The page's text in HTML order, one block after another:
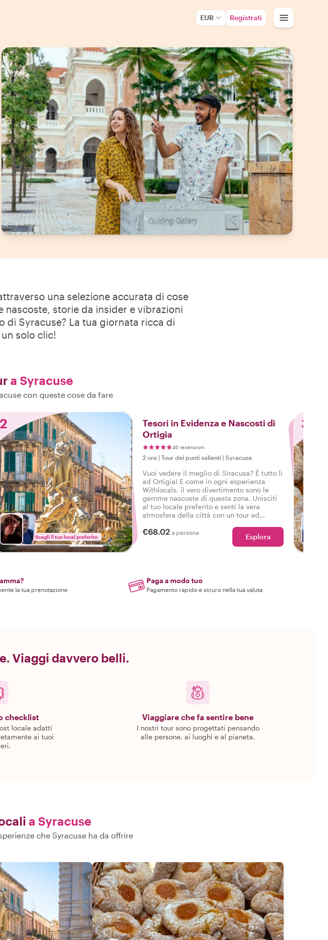
EUR Registrati
una selezione accurata di cose
nascoste, storie da insider e vibrazioni
Syracuse? La tua giornata ricca di
solo clic!
a Syracuse
con queste cose da fare
2
Scegli il tuo local preferito
Tesori in Evidenza e Nascosti di
Ortigia
46 recensioni
2 ore | Tour dei punti salienti | Syracuse
Vuoi vedere il meglio di Siracusa? È tutto lì
ad Ortigia! E come in ogni esperienza
Withlocals, il vero divertimento sono le
gemme nascoste di questa zona. Unisciti
al tuo locale preferito e senti la vera
atmosfera della città con un tour ad
Siracusa!
€68.02 a persona Esplora
3
la tua prenotazione
Paga a modo tuo
Pagamento rapido e sicuro nella tua valuta
Viaggi davvero belli.
checklist
locale adatti
ai tuoi
Viaggiare che fa sentire bene
I nostri tour sono progettati pensando
alle persone, ai luoghi e al pianeta.
a Syracuse
che Syracuse ha da offrire